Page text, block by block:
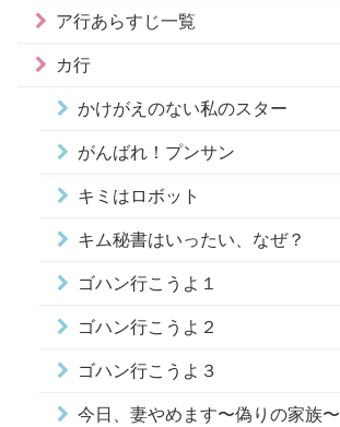
ア行あらすじ一覧
カ行
かけがえのない私のスター
がんばれ！プンサン
キミはロボット
キム秘書はいったい、なぜ？
ゴハン行こうよ１
ゴハン行こうよ２
ゴハン行こうよ３
今日、妻やめます〜偽りの家族〜